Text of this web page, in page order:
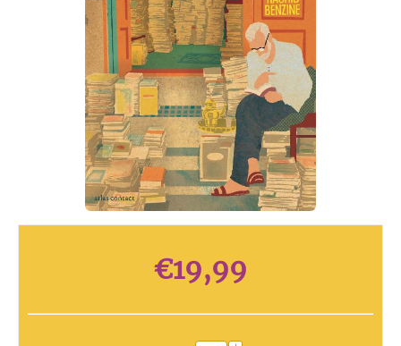
€19,99